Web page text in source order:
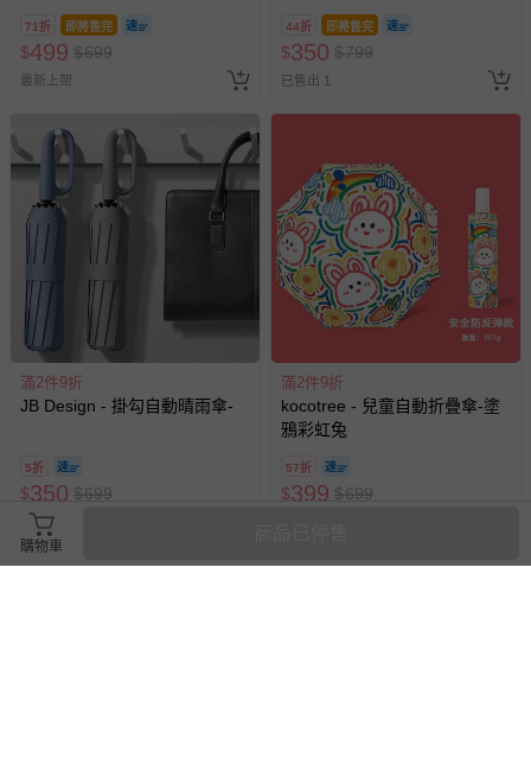
71折 即將售完
$499 $699
最新上架
44折 即將售完
$350 $799
已售出 1
滿2件9折
JB Design - 掛勾自動晴雨傘-
5折
$350 $699
最新上架
滿2件9折
kocotree - 兒童自動折疊傘-塗
鴉彩虹兔
57折
$399 $699
購物車